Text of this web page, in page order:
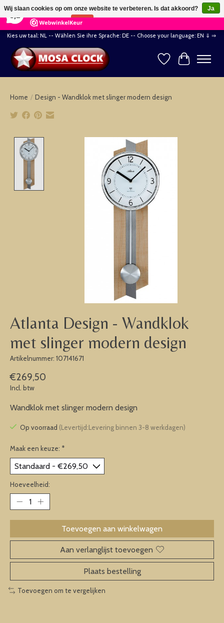
164 Reviews ×
Kies uw taal: NL -- Wählen Sie ihre Sprache: DE -- Choose your language: EN ⇓ ⇒
Verlanglijst
Home / Design - Wandklok met slinger modern design
Product image slideshow Items
Atlanta Design - Wandklok
met slinger modern design
Artikelnummer: 107141671
€269,50
Incl. btw
Wandklok met slinger modern design
Op voorraad (Levertijd:Levering binnen 3-8 werkdagen)
Maak een keuze: *
Hoeveelheid:
Toevoegen aan winkelwagen
Aan verlanglijst toevoegen
Plaats bestelling
Toevoegen om te vergelijken
Wij slaan cookies op om onze website te verbeteren. Is dat akkoord?
Ja
Nee